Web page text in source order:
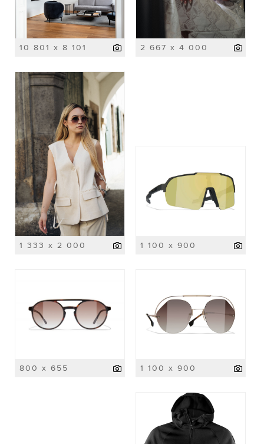
10 801 x 8 101 2 667 x 4 000
1 333 x 2 000 1 100 x 900
800 x 655 1 100 x 900